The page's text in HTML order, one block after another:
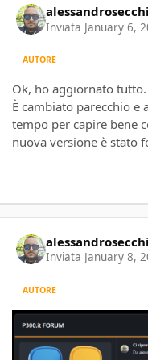
alessandrosecchi
Inviata January 6,
AUTORE
Ok, ho aggiornato tutto.
È cambiato parecchio e
tempo per capire bene
nuova versione è stato
alessandrosecchi
Inviata January 8,
AUTORE